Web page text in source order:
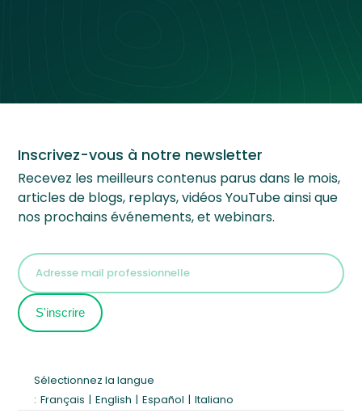
Inscrivez-vous à notre newsletter
Recevez les meilleurs contenus parus dans le mois,
articles de blogs, replays, vidéos YouTube ainsi que
nos prochains événements, et webinars.
Sélectionnez la langue
: Français | English | Español | Italiano